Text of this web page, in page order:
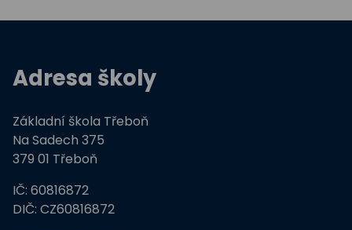
Adresa školy
Základní škola Třeboň
Na Sadech 375
379 01 Třeboň
IČ: 60816872
DIČ: CZ60816872